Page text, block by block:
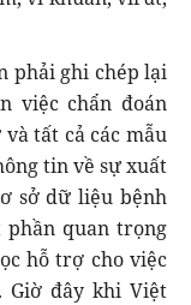
phải ghi chép lại
việc chẩn đoán
tất cả các mẫu
tin về sự xuất
sở dữ liệu bệnh
phần quan trọng
hỗ trợ cho việc
Giờ đây khi Việt